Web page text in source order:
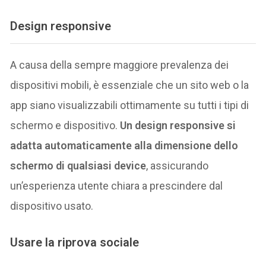
Design responsive
A causa della sempre maggiore prevalenza dei
dispositivi mobili, è essenziale che un sito web o la
app siano visualizzabili ottimamente su tutti i tipi di
schermo e dispositivo. Un design responsive si
adatta automaticamente alla dimensione dello
schermo di qualsiasi device, assicurando
un’esperienza utente chiara a prescindere dal
dispositivo usato.
Usare la riprova sociale